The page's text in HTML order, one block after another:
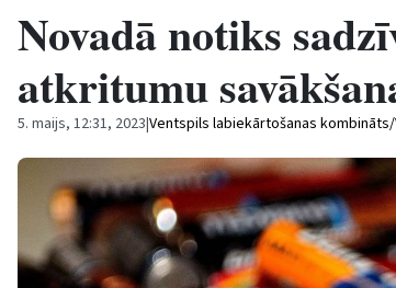
Novadā notiks
atkritumu
5. maijs, 12:31, 2023|Ventspils labiekārtošanas